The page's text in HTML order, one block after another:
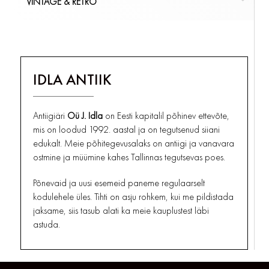
TUHATOOSID, SIGARETIHOIDJAD
KOLLEKTSIONEERIMINE
SERVIISID
TASSID , TOPSID JA KRUUSID
TEEPURGID
VAAGNAD JA KANDIKUD
VAASID
KÕIKPORTSELAN JA KERAAMIKA
PÕRANDALAMBID
MÄRGUKELLAD JA KELLUKESED
MUUD MÕÕTERIISTAD
KÕIKMÕÕTERIISTAD
TEKSTIILID JA RIIDEESEMED
UHMRID
UKSELINGID, HINGED, LUKUD
VAHENDID JA TÖÖRIISTAD
KÕIKVARIA
IDLA ANTIIK
Antiigiäri Oü J. Idla on Eesti kapitalil põhinev ettevõte,
mis on loodud 1992. aastal ja on tegutsenud siiani
edukalt. Meie põhitegevusalaks on antiigi ja vanavara
ostmine ja müümine kahes Tallinnas tegutsevas poes.
Põnevaid ja uusi esemeid paneme regulaarselt
kodulehele üles. Tihti on asju rohkem, kui me pildistada
jaksame, siis tasub alati ka meie kauplustest läbi
astuda.